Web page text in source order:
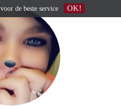
voor de beste service OK!